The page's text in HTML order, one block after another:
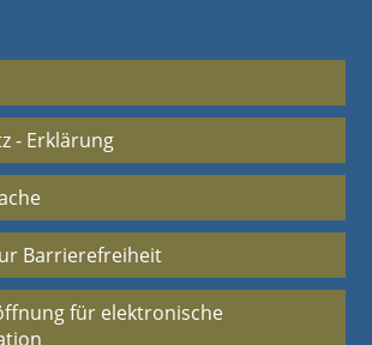
- Erklärung
Barrierefreiheit
für elektronische